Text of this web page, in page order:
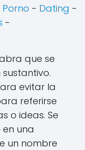
- Dating -
-
que se
evitar la
referirse
o ideas. Se
una
un nombre